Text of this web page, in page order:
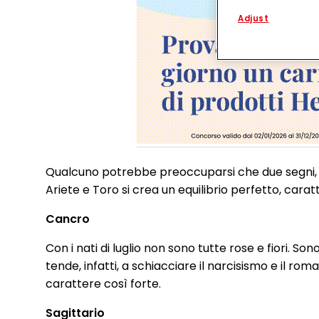
Qualcuno potrebbe preoccuparsi che due
Ariete e Toro si crea un equilibrio perfetto,
Cancro
Con i nati di luglio non sono tutte rose e fiori.
tende, infatti, a schiacciare il narcisismo e il
carattere così forte.
Sagittario
functionalities
this website as
websites. We use
be interesting to
the devices
campaigns.
You can find more
(Section “Cookies,
for the future by
cookie available by
If you click on
Adjust